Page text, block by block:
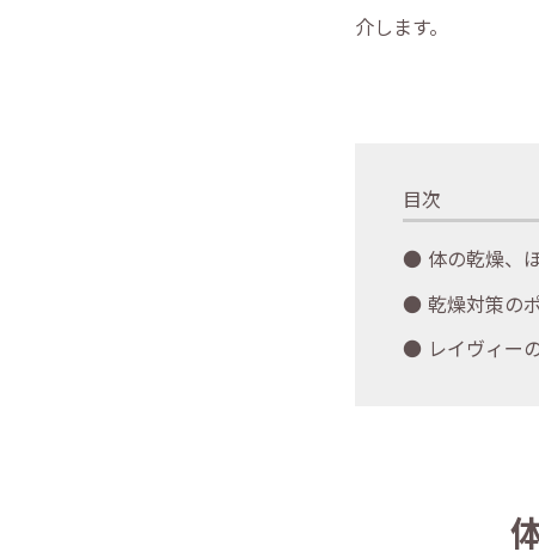
介します。
目次
体の乾燥、
乾燥対策の
レイヴィー